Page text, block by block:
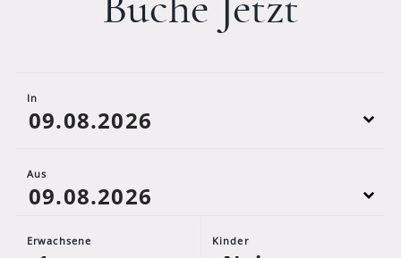
Buche Jetzt
In
Aus
Erwachsene Kinder